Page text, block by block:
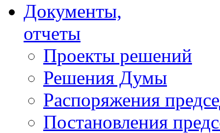
Документы,
отчеты
Проекты решений
Решения Думы
Распоряжения
Постановления